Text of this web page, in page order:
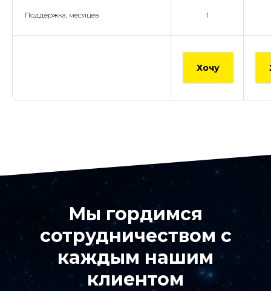
Поддержка, месяцев 1
Хочу
Мы гордимся
сотрудничеством с
каждым нашим
клиентом